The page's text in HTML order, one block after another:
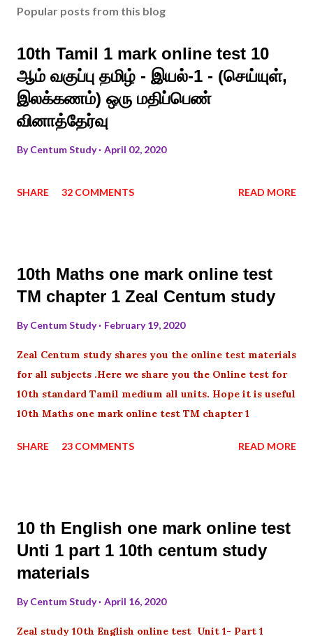
Popular posts from this blog
10th Tamil 1 mark online test 10
ஆம் வகுப்பு தமிழ் - இயல்-1 - (செய்யுள்,
இலக்கணம்) ஒரு மதிப்பெண்
வினாத்தேர்வு
ByCentum Study April 02, 2020
SHARE 32 COMMENTS READ MORE
10th Maths one mark online test
TM chapter 1 Zeal Centum study
ByCentum Study February 19, 2020
Zeal Centum study shares you the online test materials
for all subjects .Here we share you the Online test for
10th standard Tamil medium all units. Hope it is useful
10th Maths one mark online test TM chapter 1
SHARE 23 COMMENTS READ MORE
10 th English one mark online test
Unti 1 part 1 10th centum study
materials
ByCentum Study April 16, 2020
Zeal study 10th English online test Unit 1- Part 1